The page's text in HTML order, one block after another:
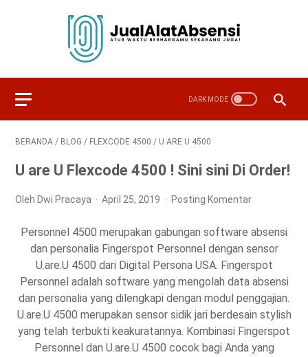
BERANDA / BLOG / FLEXCODE 4500 / U ARE U 4500
U are U Flexcode 4500 ! Sini sini Di Order!
Oleh Dwi Pracaya April 25, 2019 Posting Komentar
Personnel 4500 merupakan gabungan software absensi
dan personalia Fingerspot Personnel dengan sensor
U.are.U 4500 dari Digital Persona USA. Fingerspot
Personnel adalah software yang mengolah data absensi
dan personalia yang dilengkapi dengan modul penggajian.
U.are.U 4500 merupakan sensor sidik jari berdesain stylish
yang telah terbukti keakuratannya. Kombinasi Fingerspot
Personnel dan U.are.U 4500 cocok bagi Anda yang